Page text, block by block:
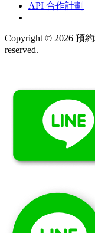
API 合作計劃
Copyright © 2026 預
reserved.